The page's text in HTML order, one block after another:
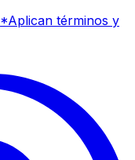
*Aplican términos y